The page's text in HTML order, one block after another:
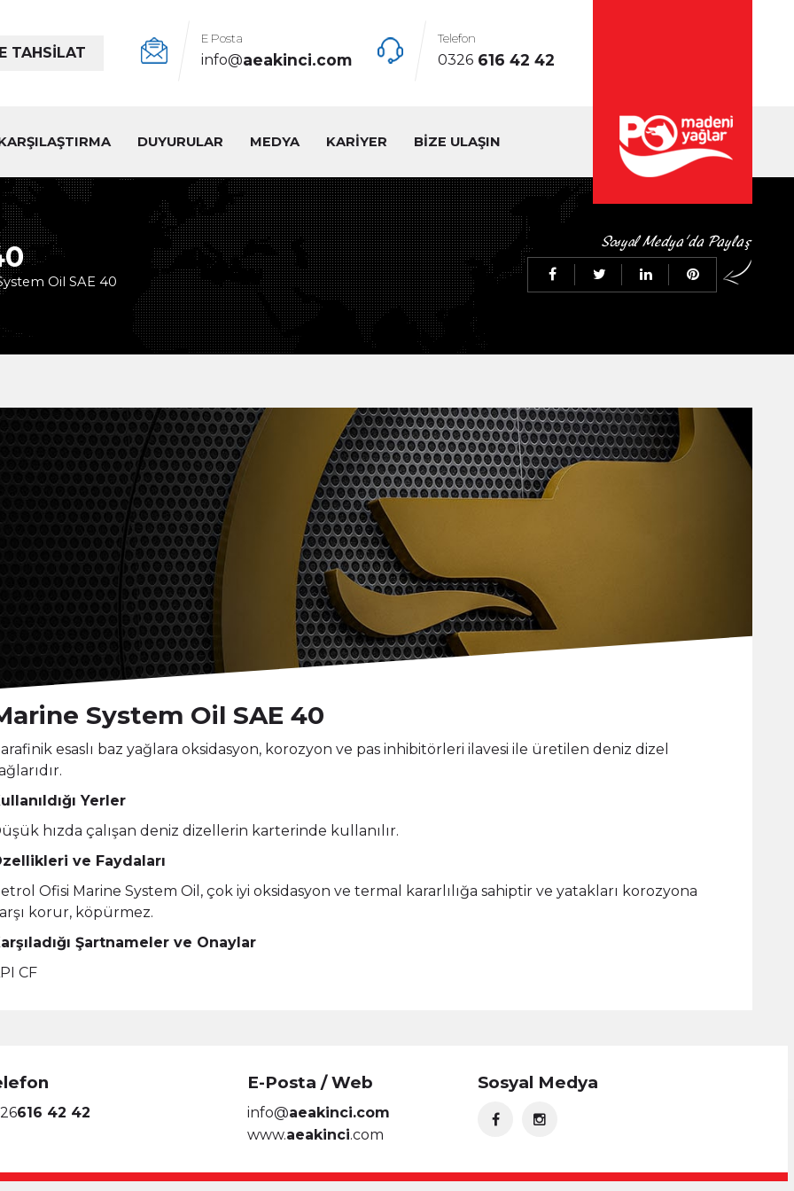
TAHSİLAT
E Posta
info@aeakinci.com
Telefon
0326 616 42 42
DUYURULAR MEDYA KARİYER BİZE ULAŞIN
Oil SAE 40
System Oil SAE 40
esaslı baz yağlara oksidasyon, korozyon ve pas inhibitörleri ilavesi ile üretilen deniz dizel
Yerler
hızda çalışan deniz dizellerin karterinde kullanılır.
ve Faydaları
Ofisi Marine System Oil, çok iyi oksidasyon ve termal kararlılığa sahiptir ve yatakları korozyona
korur, köpürmez.
Şartnameler ve Onaylar
CF
616 42 42
E-Posta / Web
info@aeakinci.com
www.aeakinci.com
Sosyal Medya